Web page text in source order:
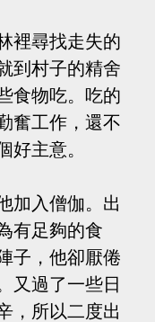
裡尋找走失的
到村子的精舍
食物吃。吃的
奮工作，還不
好主意。
入僧伽。出
有足夠的食
子，他卻厭倦
又過了一些日
，所以二度出